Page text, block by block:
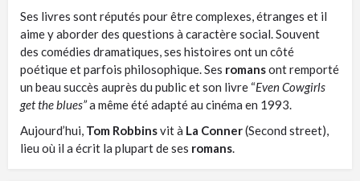
Ses livres sont réputés pour être complexes, étranges et il
aime y aborder des questions à caractère social. Souvent
des comédies dramatiques, ses histoires ont un côté
poétique et parfois philosophique. Ses romansont remporté
un beau succès auprès du public et son livre “Even Cowgirls
get the blues”a même été adapté au cinéma en 1993.
Aujourd’hui, Tom Robbinsvit à La Conner(Second street),
lieu où il a écrit la plupart de ses romans